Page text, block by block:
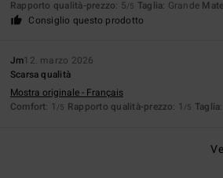
Rapporto qualità-prezzo: 5/5 Taglia: Grande
Consiglio questo prodotto
Jm12. marzo 2026
Scarsa qualità
Mostra originale - Français
Comfort: 1 /5 Rapporto qualità-prezzo: 1 /5 Taglia